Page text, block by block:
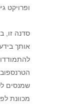
ופרויקט
סדנה זו,
אותך
שמנסים
מכוונת